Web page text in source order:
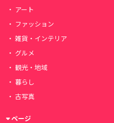
アート
ファッション
雑貨・インテリア
グルメ
観光・地域
暮らし
古写真
ページ